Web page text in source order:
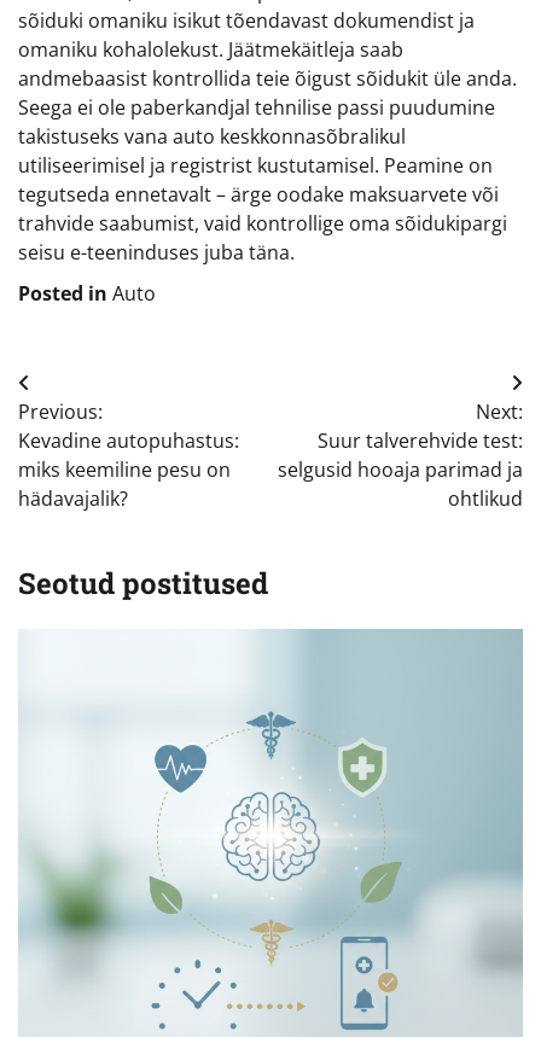
sõiduki omaniku isikut tõendavast dokumendist ja
omaniku kohalolekust. Jäätmekäitleja saab
andmebaasist kontrollida teie õigust sõidukit üle anda.
Seega ei ole paberkandjal tehnilise passi puudumine
takistuseks vana auto keskkonnasõbralikul
utiliseerimisel ja registrist kustutamisel. Peamine on
tegutseda ennetavalt – ärge oodake maksuarvete või
trahvide saabumist, vaid kontrollige oma sõidukipargi
seisu e-teeninduses juba täna.
Posted in Auto
Navigeerimine
Previous:
Kevadine autopuhastus:
miks keemiline pesu on
hädavajalik?
Next:
Suur talverehvide test:
selgusid hooaja parimad ja
ohtlikud
Seotud postitused